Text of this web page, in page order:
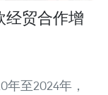
经贸合作增
至2024年，